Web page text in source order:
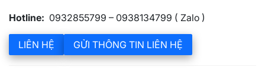
Hotline: 0932855799 – 0938134799 ( Zalo )
LIÊN HỆ GỬI THÔNG TIN LIÊN HỆ